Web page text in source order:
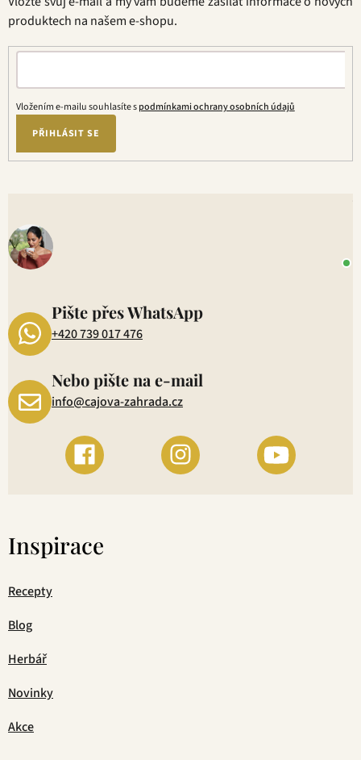
produktech na našem e-shopu.
Vložením e-mailu souhlasíte spodmínkami ochrany osobních údajů
PŘIHLÁSIT SE
Pište přes WhatsApp
+420 739 017 476
Nebo pište na e-mail
info@cajova-zahrada.cz
Inspirace
Recepty
Blog
Herbář
Novinky
Akce